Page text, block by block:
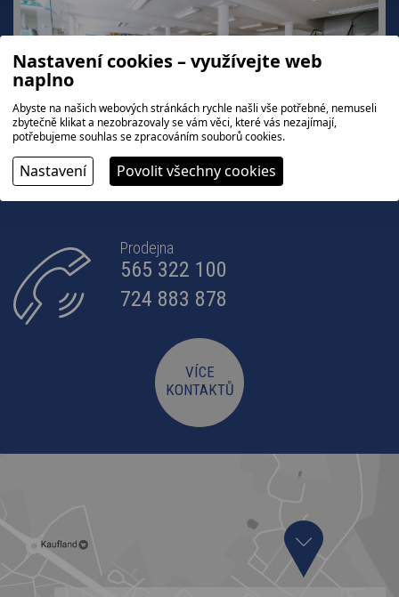
Prodejna
565 322 100
724 883 878
VÍCE
KONTAKTŮ
Nastavení cookies – využívejte web
naplno
Abyste na našich webových stránkách rychle našli vše potřebné, nemuseli
zbytečně klikat a nezobrazovaly se vám věci, které vás nezajímají,
potřebujeme souhlas se zpracováním souborů cookies.
Nastavení Povolit všechny cookies